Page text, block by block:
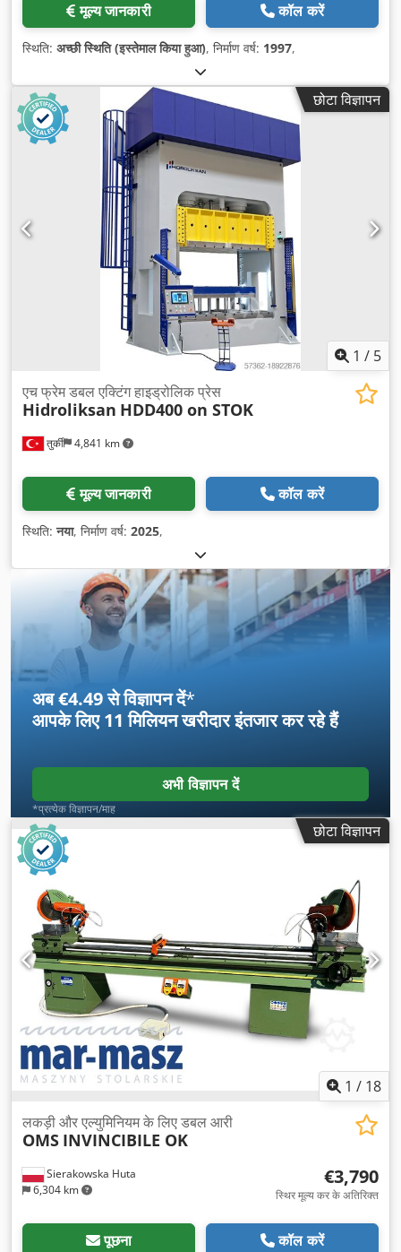
मूल्य जानकारी कॉल करें
स्थिति: अच्छी स्थिति (इस्तेमाल किया हुआ), निर्माण वर्ष: 1997,
छोटा विज्ञापन
1 / 5
तुर्की 4,841 km
एच फ्रेम डबल एक्टिंग हाइड्रोलिक प्रेस
Hidroliksan HDD400 on STOK
मूल्य जानकारी कॉल करें
स्थिति:नया, निर्माण वर्ष: 2025,
अब €4.49 से विज्ञापन दें*
आपके लिए11 मिलियन खरीदारइंतजार कर रहे हैं
अभी विज्ञापन दें
*प्रत्येक विज्ञापन/माह
छोटा विज्ञापन
1 / 18
Sierakowska Huta
6,304 km
लकड़ी और एल्युमिनियम के लिए डबल आरी
OMS INVINCIBILE OK
€3,790
स्थिर मूल्य कर के अतिरिक्त
पूछना कॉल करें